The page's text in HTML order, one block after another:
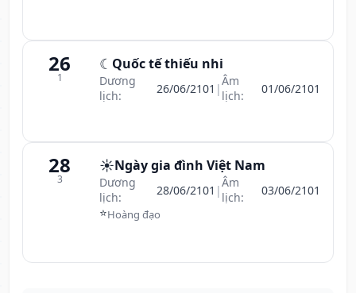
26
1
☾ Quốc tế thiếu nhi
Dương
lịch:
26/06/2101 |Âm
lịch:
01/06/2101
28
3
☀️Ngày gia đình Việt Nam
Dương
lịch:
28/06/2101 |Âm
lịch:
03/06/2101
⭐Hoàng đạo